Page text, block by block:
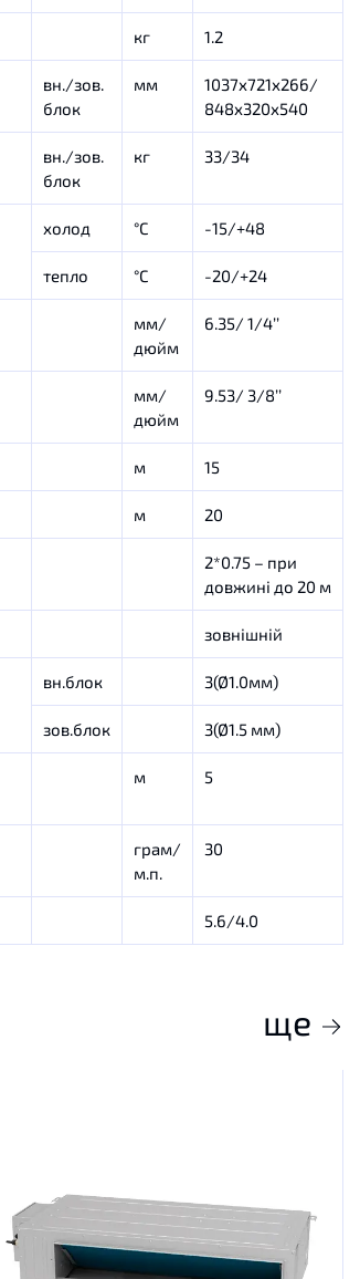
кг 1.2
вн./зов.
блок
мм
1037х721х266/
848х320х540
вн./зов.
блок
кг 33/34
холод °C -15/+48
тепло °C -20/+24
мм/
дюйм
6.35/ 1/4’’
мм/
дюйм
9.53/ 3/8’’
м 15
м 20
2*0.75 – при
довжині до 20 м
зовнішній
вн.блок 3(Ø1.0мм)
зов.блок 3(Ø1.5 мм)
м 5
грам/
м.п.
30
5.6/4.0
ще